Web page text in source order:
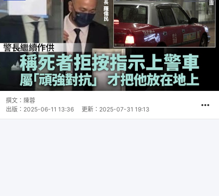
撰文： 陳蓉
出版： 2025-06-11 13:36 更新： 2025-07-31 19:13